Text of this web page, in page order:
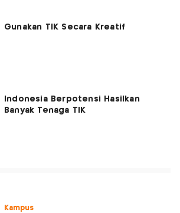
Gunakan TIK Secara Kreatif
Indonesia Berpotensi Hasilkan
Banyak Tenaga TIK
Kampus